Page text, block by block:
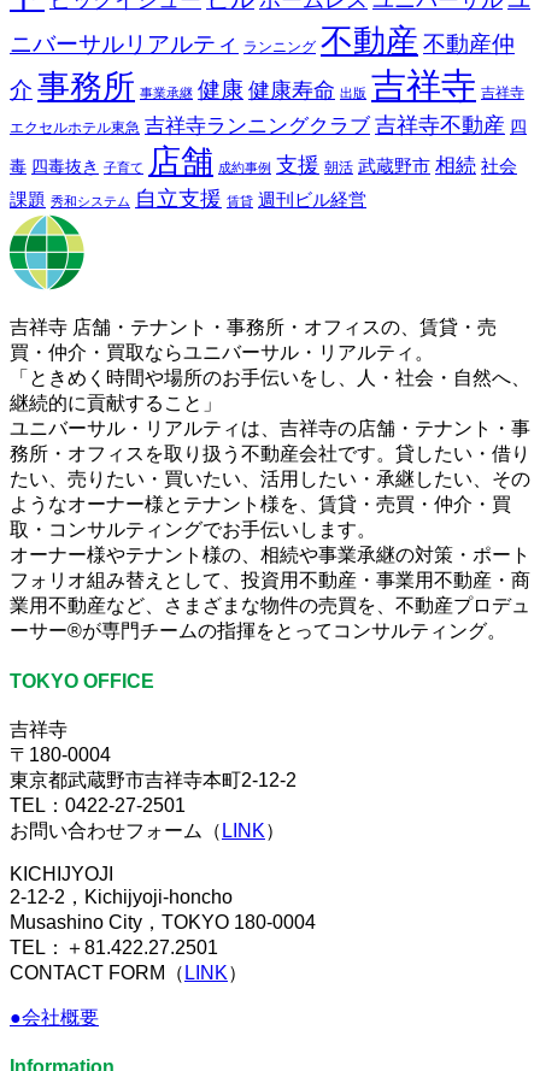
ニバーサルリアルティ
ランニング 不動産 不動産仲
介 事務所 事業承継 健康健康寿命 出版 吉祥寺 吉祥寺
エクセルホテル東急 吉祥寺ランニングクラブ 吉祥寺不動産 四
毒 四毒抜き 子育て 店舗 成約事例 支援 朝活 武蔵野市 相続 社会
課題 秀和システム 自立支援 賃貸 週刊ビル経営
吉祥寺 店舗・テナント・事務所・オフィスの、賃貸・売
買・仲介・買取ならユニバーサル・リアルティ。
「ときめく時間や場所のお手伝いをし、人・社会・自然へ、
継続的に貢献すること」
ユニバーサル・リアルティは、吉祥寺の店舗・テナント・事
務所・オフィスを取り扱う不動産会社です。貸したい・借り
たい、売りたい・買いたい、活用したい・承継したい、その
ようなオーナー様とテナント様を、賃貸・売買・仲介・買
取・コンサルティングでお手伝いします。
オーナー様やテナント様の、相続や事業承継の対策・ポート
フォリオ組み替えとして、投資用不動産・事業用不動産・商
業用不動産など、さまざまな物件の売買を、不動産プロデュ
ーサー®が専門チームの指揮をとってコンサルティング。
TOKYO OFFICE
吉祥寺
〒180-0004
東京都武蔵野市吉祥寺本町2-12-2
TEL：0422-27-2501
お問い合わせフォーム（ LINK）
KICHIJYOJI
2-12-2，Kichijyoji-honcho
Musashino City，TOKYO 180-0004
TEL：＋81.422.27.2501
CONTACT FORM（ LINK）
●会社概要